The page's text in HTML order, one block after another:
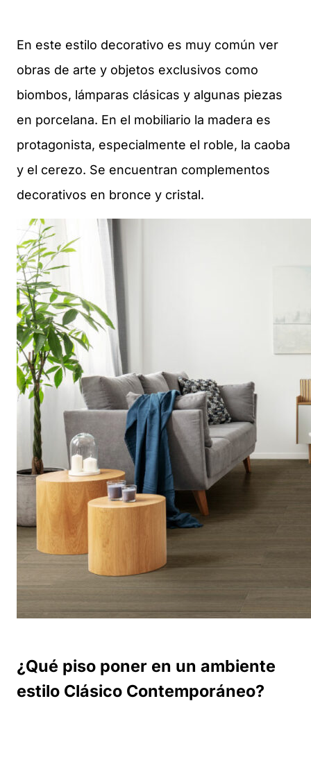
En este estilo decorativo es muy común ver
obras de arte y objetos exclusivos como
biombos, lámparas clásicas y algunas piezas
en porcelana. En el mobiliario la madera es
protagonista, especialmente el roble, la caoba
y el cerezo. Se encuentran complementos
decorativos en bronce y cristal.
¿Qué piso poner en un ambiente
estilo Clásico Contemporáneo?